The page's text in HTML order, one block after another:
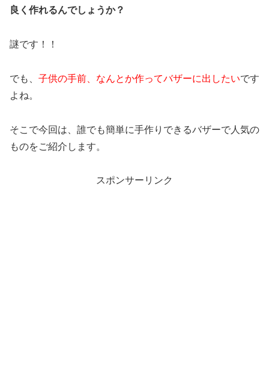
良く作れるんでしょうか？
謎です！！
でも、 子供の手前、なんとか作ってバザーに出したいです
よね。
そこで今回は、誰でも簡単に手作りできるバザーで人気の
ものをご紹介します。
スポンサーリンク